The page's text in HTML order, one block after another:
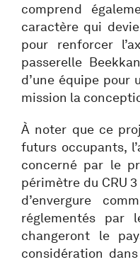
comprend
caractère qui
pour renforcer
passerelle
d’une équipe pour
mission la
À noter que ce
futurs occupants,
concerné par le
périmètre du CRU
d’envergure
réglementés par
changeront le
considération